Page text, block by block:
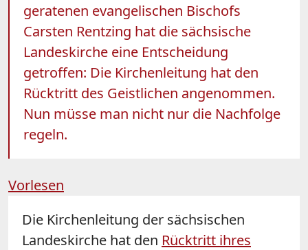
geratenen evangelischen Bischofs
Carsten Rentzing hat die sächsische
Landeskirche eine Entscheidung
getroffen: Die Kirchenleitung hat den
Rücktritt des Geistlichen angenommen.
Nun müsse man nicht nur die Nachfolge
regeln.
Vorlesen
Die Kirchenleitung der sächsischen
Landeskirche hat den Rücktritt ihres